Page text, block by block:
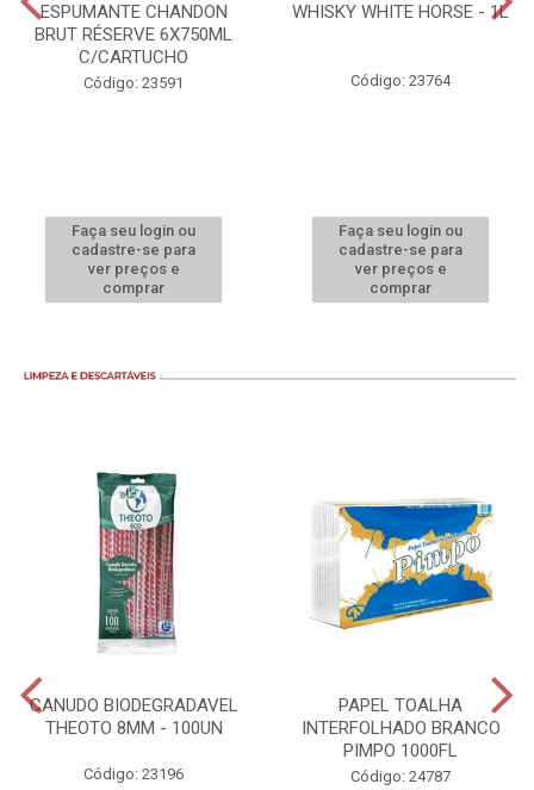
ESPUMANTE CHANDON
BRUT RÉSERVE 6X750ML
C/CARTUCHO
Código: 23591
Faça seu login ou
cadastre-se para
ver preços e
comprar
WHISKY WHITE HORSE - 1L
Código: 23764
Faça seu login ou
cadastre-se para
ver preços e
comprar
CANUDO BIODEGRADAVEL
THEOTO 8MM - 100UN
Código: 23196
PAPEL TOALHA
INTERFOLHADO BRANCO
PIMPO 1000FL
Código: 24787